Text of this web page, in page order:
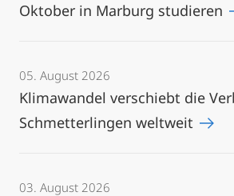
Oktober in Marburg studieren
05. August 2026
Klimawandel verschiebt die
Schmetterlingen weltweit
03. August 2026